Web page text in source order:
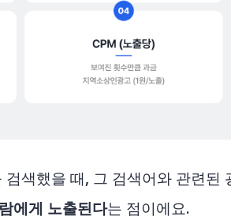
색했을 때, 그 검색어와 관련된
에게 노출된다는 점이에요.